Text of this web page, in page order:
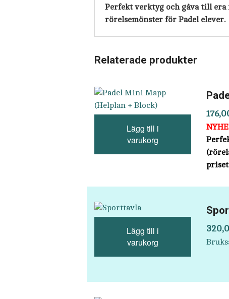
Perfekt verktyg och gåva till
rörelsemönster för Padel elever.
Relaterade produkter
Lägg till i
varukorg
Lägg till i
varukorg